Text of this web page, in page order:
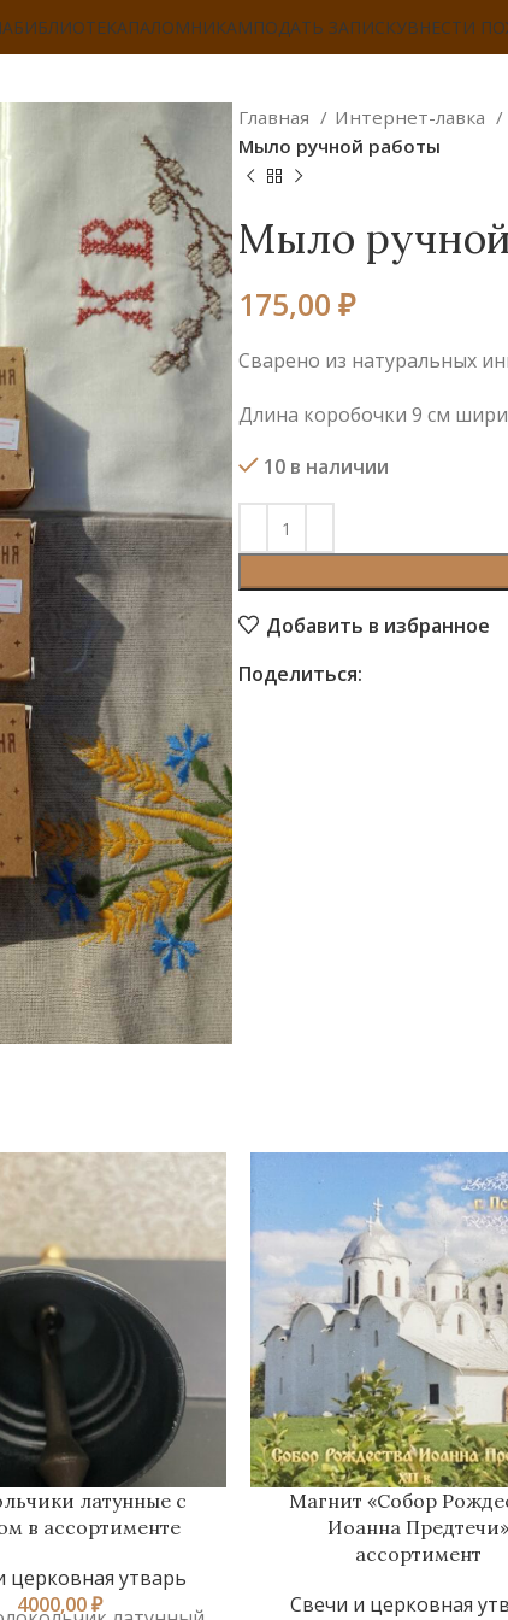
БИБЛИОТЕКАПАЛОМНИКАМПОДАТЬ ЗАПИСКУВНЕСТИ
Главная Интернет-лавка
Мыло ручной работы
Мыло
175,00 ₽
Сварено из натуральных
Длина коробочки 9 см
10 в наличии
Добавить в избранное
Поделиться:
латунные с
в ассортименте
церковная утварь
4000,00₽
Магнит «Собор
Иоанна Предтечи»
ассортимент
Свечи и церковная